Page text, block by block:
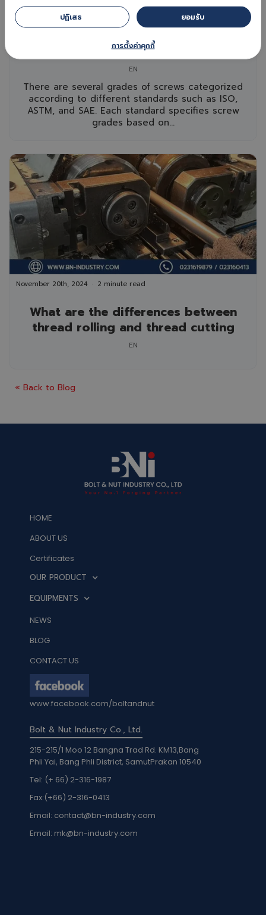
How many types of screw grades are
there?
November 20th, 2024 2 minute read
EN
There are several grades of screws categorized
according to different standards such as ISO,
ASTM, and SAE. Each standard specifies screw
grades based on...
What are the differences between
thread rolling and thread cutting
November 20th, 2024 2 minute read
EN
« Back to Blog
HOME
ABOUT US
Certificates
OUR PRODUCT
EQUIPMENTS
NEWS
BLOG
CONTACT US
www.facebook.com/boltandnut
Bolt & Nut Industry Co., Ltd.
215-215/1 Moo 12 Bangna Trad Rd. KM13,Bang
Phli Yai, Bang Phli District, SamutPrakan 10540
Tel: (+ 66) 2-316-1987
Fax:(+66) 2-316-0413
Email: contact@bn-industry.com
Email: mk@bn-industry.com
ปฏิเสธ ยอมรับ
การตั้งค่าคุกกี้